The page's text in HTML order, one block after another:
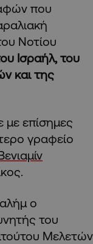
που
Νοτίου
Ισραήλ, του
και της
με επίσημες
γραφείο
ο
του
Μελετών